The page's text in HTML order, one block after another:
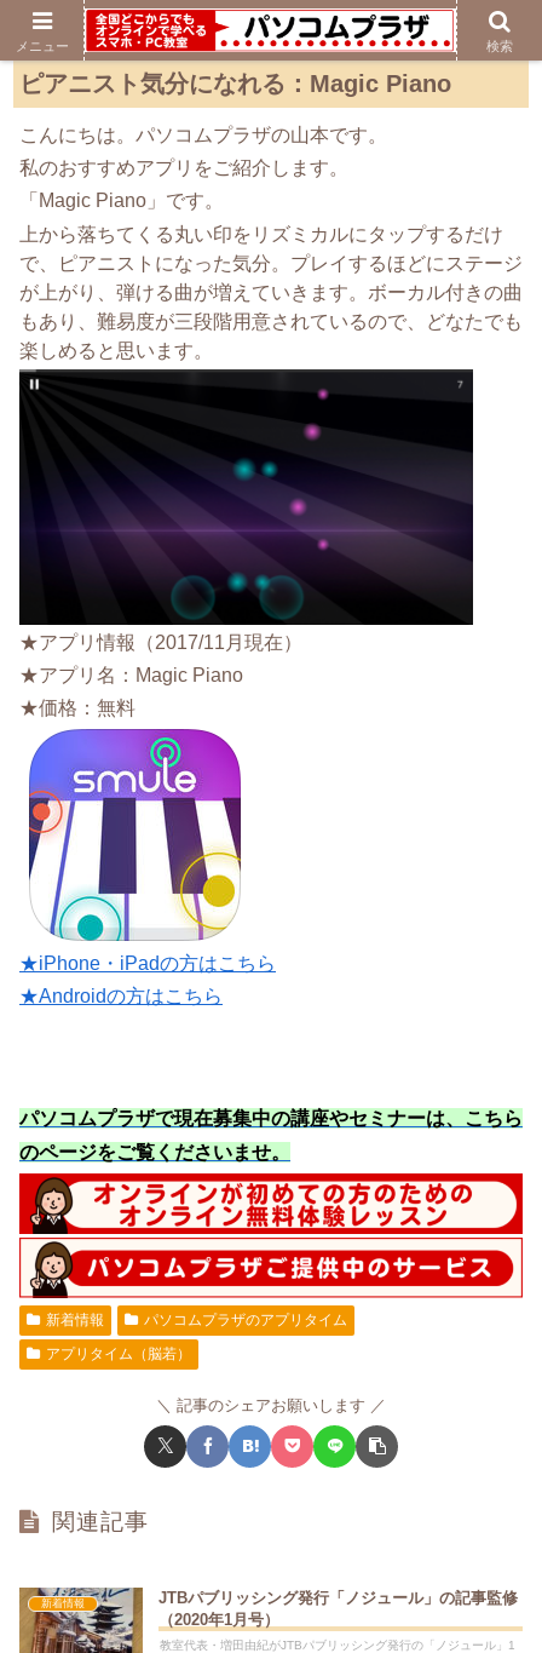
ピアニスト気分になれる：Magic Piano
こんにちは。パソコムプラザの山本です。
私のおすすめアプリをご紹介します。
「Magic Piano」です。
上から落ちてくる丸い印をリズミカルにタップするだけ
で、ピアニストになった気分。プレイするほどにステージ
が上がり、弾ける曲が増えていきます。ボーカル付きの曲
もあり、難易度が三段階用意されているので、どなたでも
楽しめると思います。
★アプリ情報（2017/11月現在）
★アプリ名：Magic Piano
★価格：無料
★iPhone・iPadの方はこちら
★Androidの方はこちら
パソコムプラザで現在募集中の講座やセミナーは、こちら
のページをご覧くださいませ。
新着情報
パソコムプラザのアプリタイム
アプリタイム（脳若）
記事のシェアお願いします
関連記事
新着情報
JTBパブリッシング発行「ノジュール」の記事監修
（2020年1月号）
教室代表・増田由紀がJTBパブリッシング発行の「ノジュール」1
メニュー 検索